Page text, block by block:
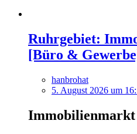
Ruhrgebiet:
[Büro &
hanbrohat
5. August 2026 um
Immobilienmarkt